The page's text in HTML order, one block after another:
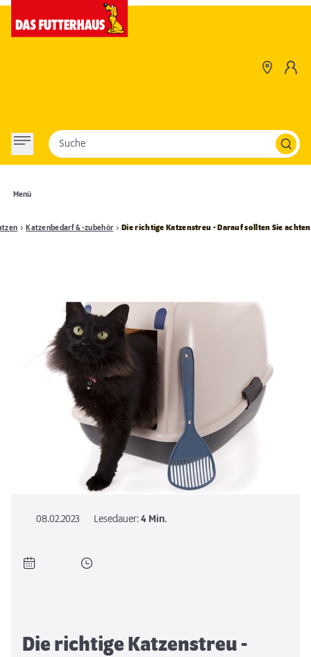
Menü
Suche
Katzenbedarf & -zubehör Die richtige Katzenstreu - Darauf sollten Sie achten
08.02.2023 Lesedauer:4 Min.
Die richtige Katzenstreu -